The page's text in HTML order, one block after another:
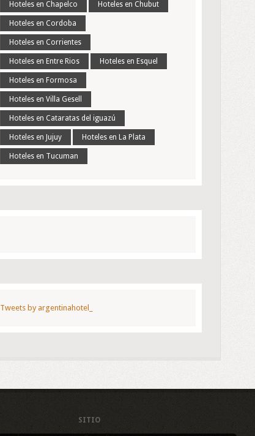
Hoteles en Chapelco Hoteles en Chubut
Hoteles en Cordoba
Hoteles en Corrientes
Hoteles en Entre Rios Hoteles en Esquel
Hoteles en Formosa
Hoteles en Villa Gesell
Hoteles en Cataratas del iguazú
Hoteles en Jujuy Hoteles en La Plata
Hoteles en Tucuman
Tweets by argentinahotel_
SITIO